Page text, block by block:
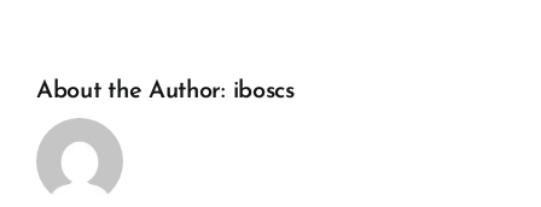
About the Author: iboscs